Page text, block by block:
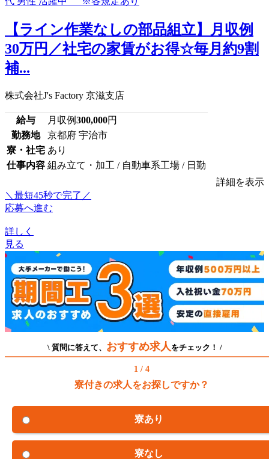
【ライン作業なしの部品組立】月収例
30万円／社宅の家賃がお得☆毎月約9割
補...
株式会社J's Factory 京滋支店
給与 月収例300,000円
勤務地
京都府 宇治市
寮・社宅 あり
仕事内容 組み立て・加工 / 自動車系工場 / 日勤
詳細を表示
＼最短45秒で完了／
応募へ進む
詳しく
見る
\ 質問に答えて、 おすすめ求人 をチェック！ /
1 / 4
寮付きの求人をお探しですか？
寮あり
寮なし